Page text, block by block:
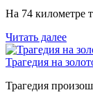
На 74 километре
Читать далее
Трагедия на
Трагедия